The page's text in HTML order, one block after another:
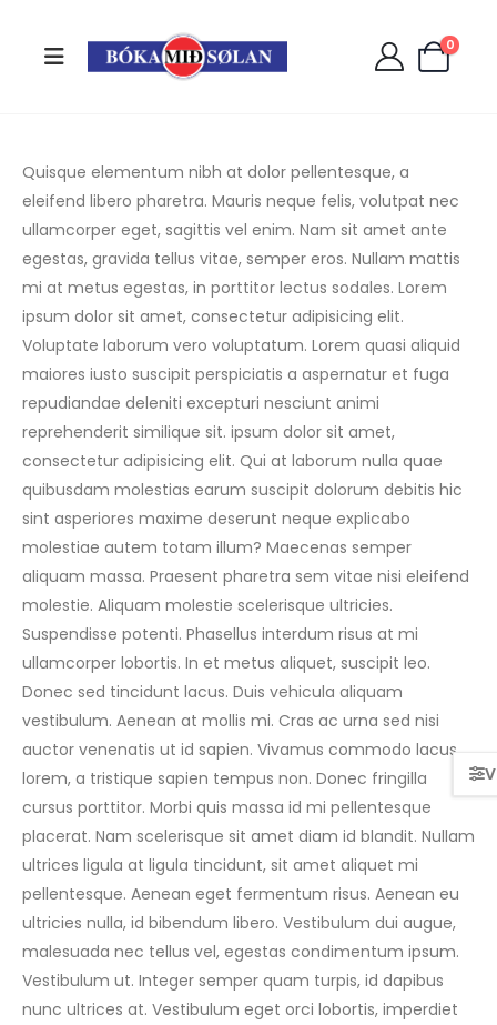
0
Quisque elementum nibh at dolor pellentesque, a
eleifend libero pharetra. Mauris neque felis, volutpat nec
ullamcorper eget, sagittis vel enim. Nam sit amet ante
egestas, gravida tellus vitae, semper eros. Nullam mattis
mi at metus egestas, in porttitor lectus sodales. Lorem
ipsum dolor sit amet, consectetur adipisicing elit.
Voluptate laborum vero voluptatum. Lorem quasi aliquid
maiores iusto suscipit perspiciatis a aspernatur et fuga
repudiandae deleniti excepturi nesciunt animi
reprehenderit similique sit. ipsum dolor sit amet,
consectetur adipisicing elit. Qui at laborum nulla quae
quibusdam molestias earum suscipit dolorum debitis hic
sint asperiores maxime deserunt neque explicabo
molestiae autem totam illum? Maecenas semper
aliquam massa. Praesent pharetra sem vitae nisi eleifend
molestie. Aliquam molestie scelerisque ultricies.
Suspendisse potenti. Phasellus interdum risus at mi
ullamcorper lobortis. In et metus aliquet, suscipit leo.
Donec sed tincidunt lacus. Duis vehicula aliquam
vestibulum. Aenean at mollis mi. Cras ac urna sed nisi
auctor venenatis ut id sapien. Vivamus commodo lacus
lorem, a tristique sapien tempus non. Donec fringilla
cursus porttitor. Morbi quis massa id mi pellentesque
placerat. Nam scelerisque sit amet diam id blandit. Nullam
ultrices ligula at ligula tincidunt, sit amet aliquet mi
pellentesque. Aenean eget fermentum risus. Aenean eu
ultricies nulla, id bibendum libero. Vestibulum dui augue,
malesuada nec tellus vel, egestas condimentum ipsum.
Vestibulum ut. Integer semper quam turpis, id dapibus
nunc ultrices at. Vestibulum eget orci lobortis, imperdiet